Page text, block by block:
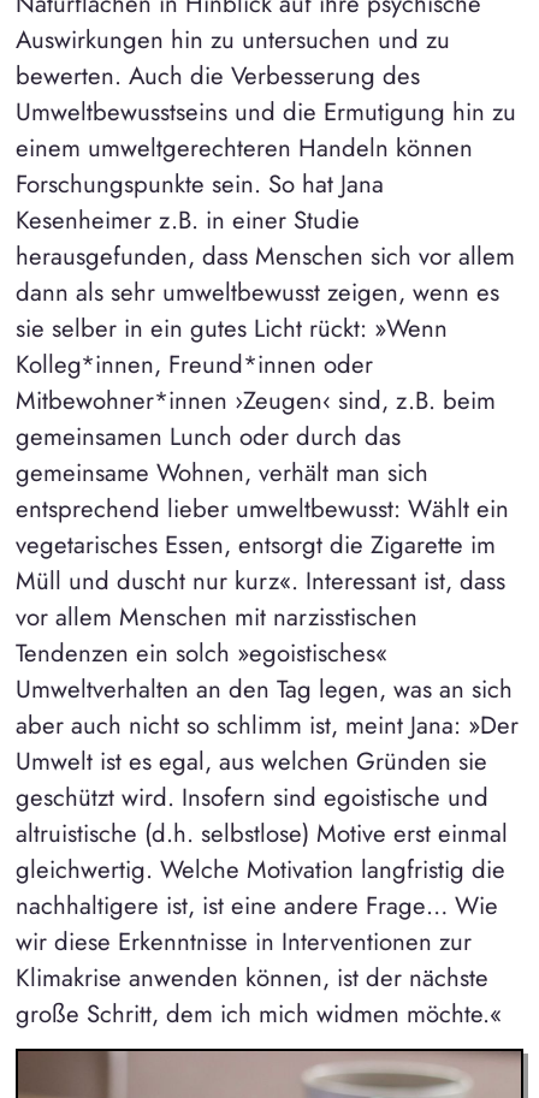
Auswirkungen hin zu untersuchen und zu
bewerten. Auch die Verbesserung des
Umweltbewusstseins und die Ermutigung hin zu
einem umweltgerechteren Handeln können
Forschungspunkte sein. So hat Jana
Kesenheimer z.B. in einer Studie
herausgefunden, dass Menschen sich vor allem
dann als sehr umweltbewusst zeigen, wenn es
sie selber in ein gutes Licht rückt: »Wenn
Kolleg*innen, Freund*innen oder
Mitbewohner*innen ›Zeugen‹ sind, z.B. beim
gemeinsamen Lunch oder durch das
gemeinsame Wohnen, verhält man sich
entsprechend lieber umweltbewusst: Wählt ein
vegetarisches Essen, entsorgt die Zigarette im
Müll und duscht nur kurz«. Interessant ist, dass
vor allem Menschen mit narzisstischen
Tendenzen ein solch »egoistisches«
Umweltverhalten an den Tag legen, was an sich
aber auch nicht so schlimm ist, meint Jana: »Der
Umwelt ist es egal, aus welchen Gründen sie
geschützt wird. Insofern sind egoistische und
altruistische (d.h. selbstlose) Motive erst einmal
gleichwertig. Welche Motivation langfristig die
nachhaltigere ist, ist eine andere Frage… Wie
wir diese Erkenntnisse in Interventionen zur
Klimakrise anwenden können, ist der nächste
große Schritt, dem ich mich widmen möchte.«